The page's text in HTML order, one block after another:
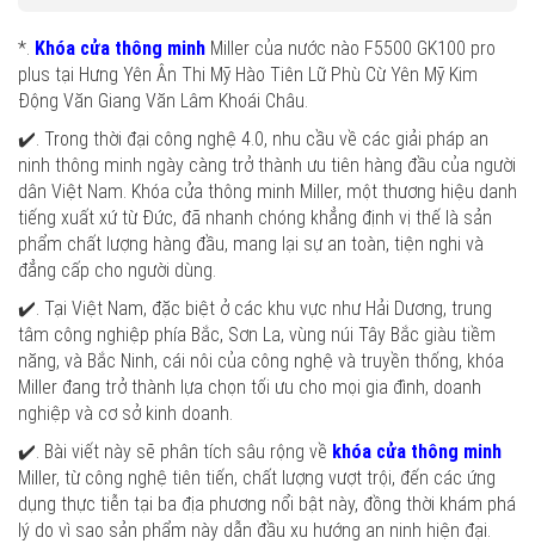
*. Khóa cửa thông minh Miller của nước nào F5500 GK100 pro
plus tại Hưng Yên Ân Thi Mỹ Hào Tiên Lữ Phù Cừ Yên Mỹ Kim
Động Văn Giang Văn Lâm Khoái Châu.
✔️. Trong thời đại công nghệ 4.0, nhu cầu về các giải pháp an
ninh thông minh ngày càng trở thành ưu tiên hàng đầu của người
dân Việt Nam. Khóa cửa thông minh Miller, một thương hiệu danh
tiếng xuất xứ từ Đức, đã nhanh chóng khẳng định vị thế là sản
phẩm chất lượng hàng đầu, mang lại sự an toàn, tiện nghi và
đẳng cấp cho người dùng.
✔️. Tại Việt Nam, đặc biệt ở các khu vực như Hải Dương, trung
tâm công nghiệp phía Bắc, Sơn La, vùng núi Tây Bắc giàu tiềm
năng, và Bắc Ninh, cái nôi của công nghệ và truyền thống, khóa
Miller đang trở thành lựa chọn tối ưu cho mọi gia đình, doanh
nghiệp và cơ sở kinh doanh.
✔️. Bài viết này sẽ phân tích sâu rộng về khóa cửa thông minh
Miller, từ công nghệ tiên tiến, chất lượng vượt trội, đến các ứng
dụng thực tiễn tại ba địa phương nổi bật này, đồng thời khám phá
lý do vì sao sản phẩm này dẫn đầu xu hướng an ninh hiện đại.